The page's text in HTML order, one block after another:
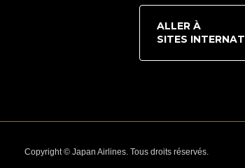
ALLER À
SITES
Copyright © Japan Airlines. Tous droits réservés.